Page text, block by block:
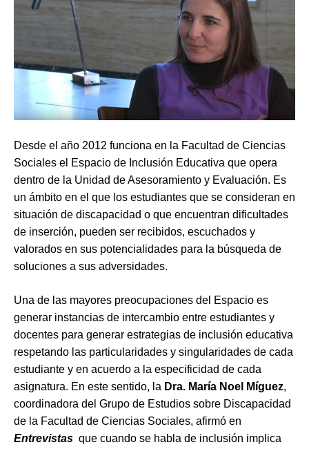
Desde el año 2012 funciona en la Facultad de Ciencias
Sociales el Espacio de Inclusión Educativa que opera
dentro de la Unidad de Asesoramiento y Evaluación. Es
un ámbito en el que los estudiantes que se consideran en
situación de discapacidad o que encuentran dificultades
de inserción, pueden ser recibidos, escuchados y
valorados en sus potencialidades para la búsqueda de
soluciones a sus adversidades.
Una de las mayores preocupaciones del Espacio es
generar instancias de intercambio entre estudiantes y
docentes para generar estrategias de inclusión educativa
respetando las particularidades y singularidades de cada
estudiante y en acuerdo a la especificidad de cada
asignatura. En este sentido, la Dra. María Noel Míguez,
coordinadora del Grupo de Estudios sobre Discapacidad
de la Facultad de Ciencias Sociales, afirmó en
Entrevistas que cuando se habla de inclusión implica